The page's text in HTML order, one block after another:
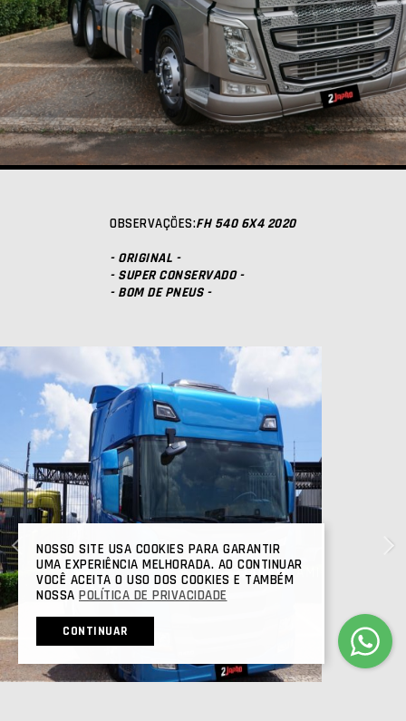
OBSERVAÇÕES:FH 540 6X4 2020
- ORIGINAL -
- SUPER CONSERVADO -
- BOM DE PNEUS -
NOSSO SITE USA COOKIES PARA GARANTIR
UMA EXPERIÊNCIA MELHORADA. AO CONTINUAR
VOCÊ ACEITA O USO DOS COOKIES E TAMBÉM
NOSSA POLÍTICA DE PRIVACIDADE
CONTINUAR